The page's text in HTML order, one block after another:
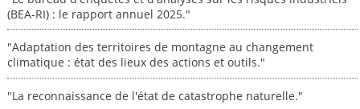
(BEA-RI) : le rapport annuel 2025."
"Adaptation des territoires de montagne au changement
climatique : état des lieux des actions et outils."
"La reconnaissance de l'état de catastrophe naturelle."